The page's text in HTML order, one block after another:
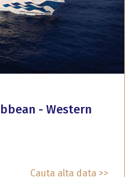
- Western
Cauta alta data >>